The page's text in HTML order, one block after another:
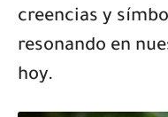
creencias y
resonando en
hoy.